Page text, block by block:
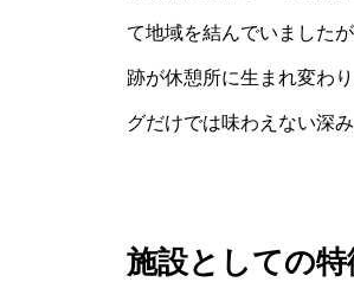
て地域を結んでいました
跡が休憩所に生まれ変わ
グだけでは味わえない深み
施設としての特